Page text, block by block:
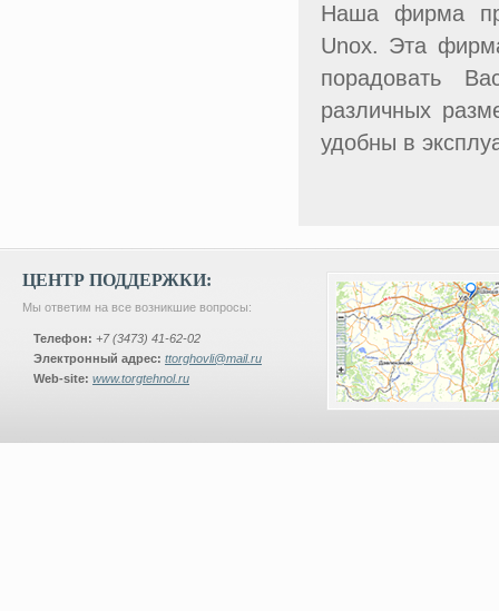
Наша фирма
Unox. Эта
порадовать
различных
удобны в
ЦЕНТР ПОДДЕРЖКИ:
Мы ответим на все возникшие вопросы:
Телефон: +7 (3473) 41-62-02
Электронный адрес: ttorghovli@mail.ru
Web-site: www.torgtehnol.ru